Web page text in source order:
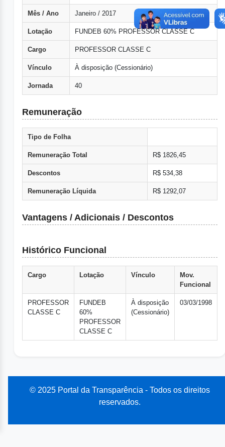
Mês / Ano Janeiro / 2017
Lotação FUNDEB 60% PROFESSOR CLASSE C
Cargo PROFESSOR CLASSE C
Vínculo À disposição (Cessionário)
Jornada 40
Remuneração
Tipo de Folha
Remuneração Total R$ 1826,45
Descontos R$ 534,38
Remuneração Líquida R$ 1292,07
Vantagens / Adicionais / Descontos
Histórico Funcional
Cargo Lotação Vínculo
Mov.
Funcional
PROFESSOR
CLASSE C
FUNDEB
60%
PROFESSOR
CLASSE C
À disposição
(Cessionário)
03/03/1998
© 2025 Portal da Transparência - Todos os direitos
reservados.